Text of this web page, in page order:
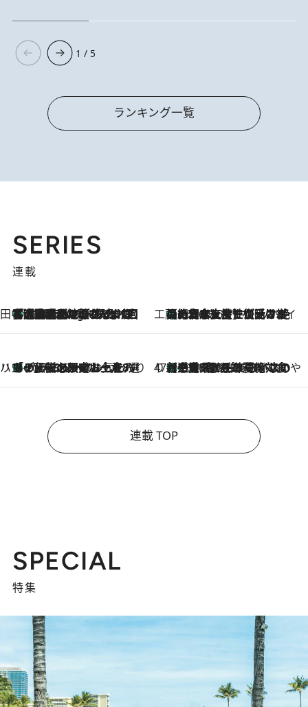
1 / 5
ランキング一覧
SERIES
連載
田中稲の勝手に再ブーム
2 Hours Ago
「湘南乃風に憧れて」観客大盛上がりの“タオル回し”に、ラッパー顔負けの高速歌唱まで…さだまさし（74）のアグレッシブすぎる現在地 工藤まやのおもてなしハワイ
2026.8.6
【ハワイ土産】ローカルの絶大な支持で復活！ 絶品の幻クッキー《元ファンの日本人女性が受け継いだ名店》
ハワイ賢者 リサのお気に入りリスト2026.8.6
あの伝説の限定トートも！ リニューアルした「ディーン＆デルーカ ハワイ」で必須のお土産8選 47都道府県の手みやげ ひんやりスイーツで夏を満喫
2026.8.6
【三重県】この夏絶対食べたい 冷やしておいしいおやつ3選 お餅×アイスの新感覚スイーツ
連載 TOP
SPECIAL
特集